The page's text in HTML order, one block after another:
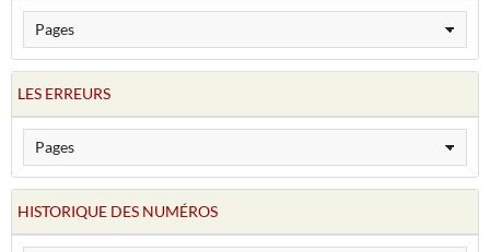
LES ERREURS
HISTORIQUE DES NUMÉROS